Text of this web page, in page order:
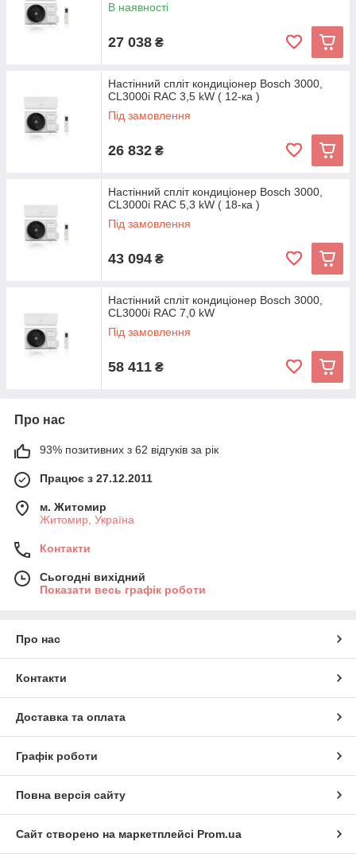
В наявності
27 038 ₴
Настінний спліт кондиціонер Bosch 3000,
CL3000i RAC 3,5 kW ( 12-ка )
Під замовлення
26 832 ₴
Настінний спліт кондиціонер Bosch 3000,
CL3000i RAC 5,3 kW ( 18-ка )
Під замовлення
43 094 ₴
Настінний спліт кондиціонер Bosch 3000,
CL3000i RAC 7,0 kW
Під замовлення
58 411 ₴
Про нас
93% позитивних з 62 відгуків за рік
Працює з 27.12.2011
м. Житомир
Житомир, Україна
Контакти
Сьогодні вихідний
Показати весь графік роботи
Про нас
Контакти
Доставка та оплата
Графік роботи
Повна версія сайту
Сайт створено на маркетплейсі Prom.ua